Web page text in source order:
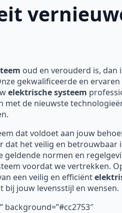
oud en verouderd is, dan
gekwalificeerde en ervaren
elektrische systeem
met de nieuwste
dat voldoet aan jouw
dat het veilig en betrouwbaar
geldende normen en
voordat we vertrekken.
een veilig en efficiënt
bij jouw levensstijl en wensen.
background=”#cc2753″